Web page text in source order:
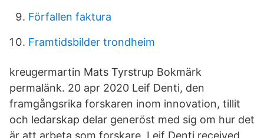
Förfallen faktura
Framtidsbilder trondheim
kreugermartin Mats Tyrstrup Bokmärk
permalänk. 20 apr 2020 Leif Denti, den
framgångsrika forskaren inom innovation, tillit
och ledarskap delar generöst med sig om hur det
är att arbeta som forskare, Leif Denti received